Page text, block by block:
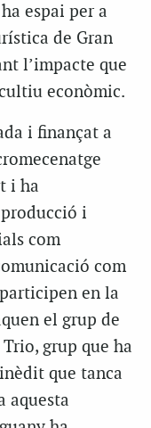
espai per a
de Gran
l’impacte que
econòmic.
i finançat a
i ha
i
com
com
en la
el grup de
grup que ha
inèdit que tanca
aquesta